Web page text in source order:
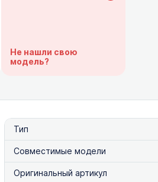
Не нашли свою
модель?
Тип
Совместимые модели
Оригинальный артикул